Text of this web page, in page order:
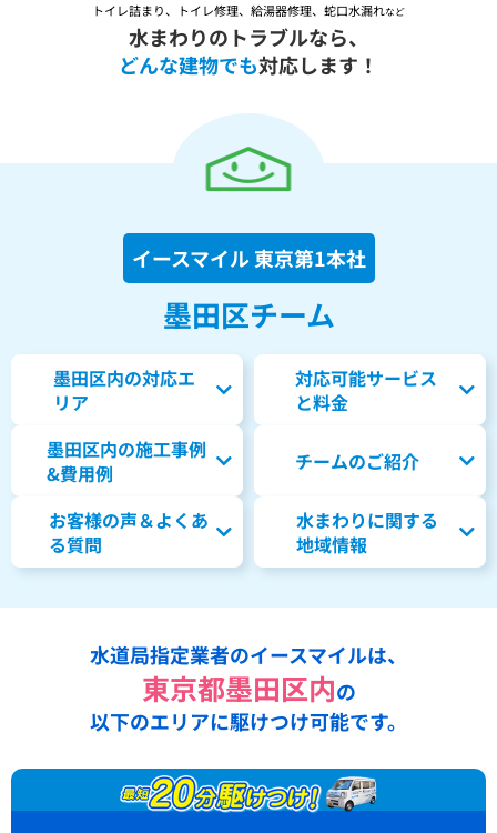
トイレ詰まり、トイレ修理、給湯器修理、蛇口水漏れなど
水まわりのトラブルなら、
どんな建物でも対応します！
イースマイル 東京第1本社
墨田区チーム
墨田区内の対応エ
リア
対応可能サービス
と料金
墨田区内の施工事例
&費用例
チームのご紹介
お客様の声＆よくあ
る質問
水まわりに関する
地域情報
水道局指定業者のイースマイルは、
東京都墨田区内の
以下のエリアに駆けつけ可能です。